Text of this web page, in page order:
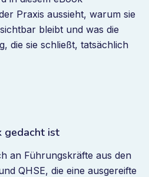
Praxis aussieht, warum sie
bleibt und was die
die sie schließt, tatsächlich
gedacht ist
an Führungskräfte aus den
QHSE, die eine ausgereifte